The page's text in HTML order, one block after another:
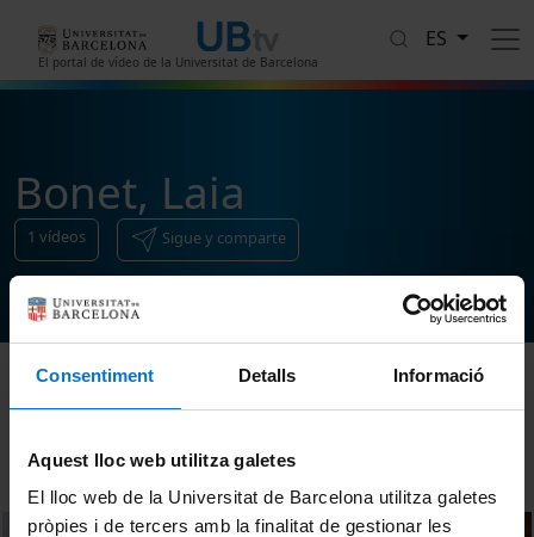
Consentiment Detalls Informació
Aquest lloc web utilitza galetes
El lloc web de la Universitat de Barcelona utilitza galetes
pròpies i de tercers amb la finalitat de gestionar les
El portal de vídeo de la Universitat de Barcelona
ES
Bonet, Laia
1 vídeos Sigue y comparte
Ordenar